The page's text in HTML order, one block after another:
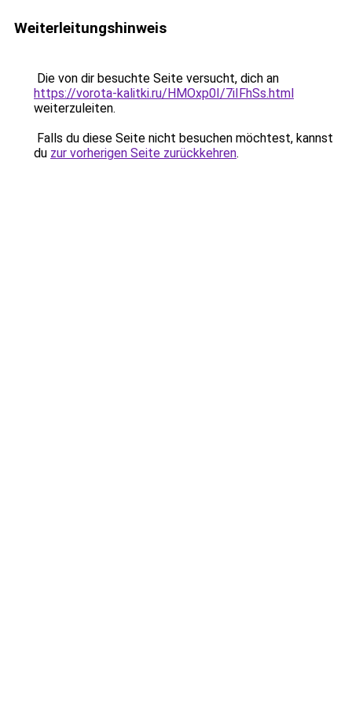
Weiterleitungshinweis
Die von dir besuchte Seite versucht, dich an
https://vorota-kalitki.ru/HMOxp0I/7iIFhSs.html
weiterzuleiten.
Falls du diese Seite nicht besuchen möchtest, kannst
du zur vorherigen Seite zurückkehren.